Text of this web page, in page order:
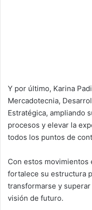
Y por último, Karina
Mercadotecnia,
Estratégica, ampliando
procesos y elevar la
todos los puntos de
Con estos
fortalece su estructura
transformarse y
visión de futuro.